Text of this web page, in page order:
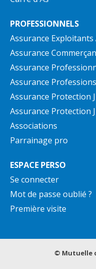
PROFESSIONNELS
Assurance Exploitants
Assurance
Assurance
Assurance
Assurance Protection
Assurance Protection
Associations
Parrainage pro
ESPACE PERSO
Se connecter
Mot de passe oublié ?
Première visite
© Mutuelle